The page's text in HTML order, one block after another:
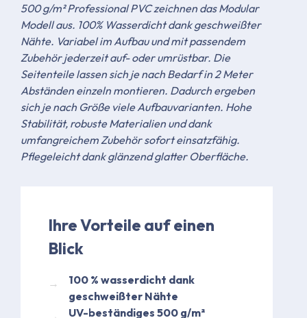
500 g/m² Professional PVC zeichnen das Modular
Modell aus. 100% Wasserdicht dank geschweißter
Nähte. Variabel im Aufbau und mit passendem
Zubehör jederzeit auf- oder umrüstbar. Die
Seitenteile lassen sich je nach Bedarf in 2 Meter
Abständen einzeln montieren. Dadurch ergeben
sich je nach Größe viele Aufbauvarianten. Hohe
Stabilität, robuste Materialien und dank
umfangreichem Zubehör sofort einsatzfähig.
Pflegeleicht dank glänzend glatter Oberfläche.
Ihre Vorteile auf einen
Blick
​100 % wasserdicht dank
geschweißter Nähte​
UV-beständiges 500 g/m²